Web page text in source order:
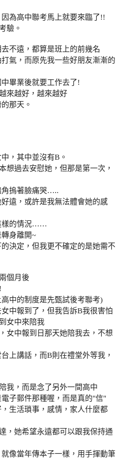
為高中聯考馬上就要來臨了!!
驗。
不遠，都算是班上的前幾名
氣，而原先我一些好朋友漸漸的
畢業後就要工作去了!
來越好，越來越好
那天。
，其中並沒有B。
想過去安慰她，但那是第一次，
角摀著臉痛哭…..
遠，或許是我無法體會她的感
樣的情況……
身離開~
決定，但我更不確定的是她需不
個月後
中的制度是先甄試後考聯考)
中報到了，但我告訴B我很害怕
女中來陪我
女中報到日那天她陪我去，不想
上講話，而B則在禮堂外等我，
我，而是念了另外一間高中
子郵件那種喔，而是真的"信"
生活瑣事，感情，家人什麼都
，她希望永遠都可以跟我保持通
像當年傳本子一樣，用手揮動筆